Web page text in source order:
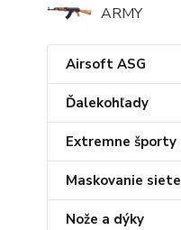
ARMY
Airsoft ASG
Ďalekohľady
Extremne športy
Maskovanie siete
Nože a dýky